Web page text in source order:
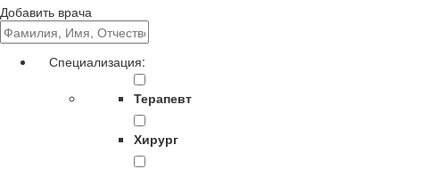
Добавить врача
Специализация:
Терапевт
Хирург